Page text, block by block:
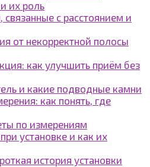
их роль
с расстоянием и
от некорректной полосы
как улучшить приём без
и какие подводные камни
как понять, где
по измерениям
установке и как их
история установки